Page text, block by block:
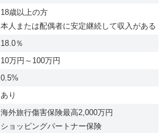
18歳以上の方
本人または配偶者に安定継続して収入がある
18.0％
10万円～100万円
0.5%
あり
海外旅行傷害保険最高2,000万円
ショッピングパートナー保険